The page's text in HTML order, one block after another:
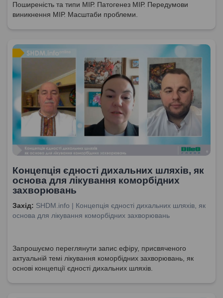
Поширеність та типи МІР. Патогенез МІР. Передумови
виникнення МІР. Масштаби проблеми.
Концепція єдності дихальних шляхів, як
основа для лікування коморбідних
захворювань
Захід: SHDM.info | Концепція єдності дихальних шляхів, як
основа для лікування коморбідних захворювань
Запрошуємо переглянути запис ефіру, присвяченого
актуальній темі лікування коморбідних захворювань, як
основі концепції єдності дихальних шляхів.